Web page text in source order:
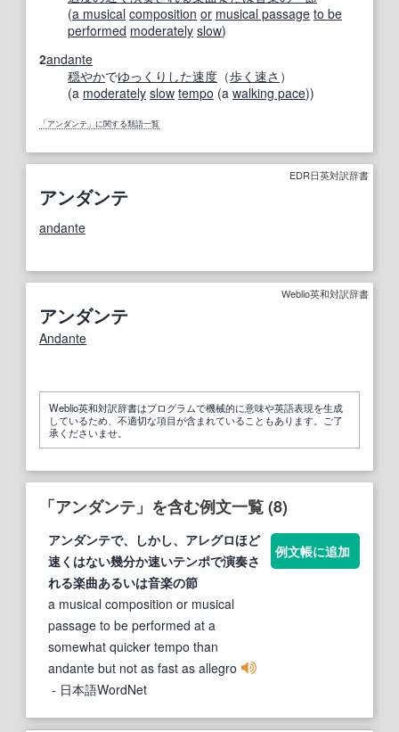
(a musical composition or musical passage to be
performed moderately slow)
2andante
穏やかでゆっくりした速度 （歩く 速さ ）
(a moderately slow tempo (a walking pace))
「アンダンテ」に関する類語一覧
EDR日英対訳辞書
アンダンテ
andante
Weblio英和対訳辞書
アンダンテ
Andante
Weblio英和対訳辞書はプログラムで機械的に意味や英語表現を生成
しているため、不適切な項目が含まれていることもあります。ご了
承くださいませ。
「アンダンテ」を含む例文一覧 (8)
アンダンテで、しかし、アレグロほど
速くはない幾分か速いテンポで演奏さ
れる楽曲あるいは音楽の節
a musical composition or musical
passage to be performed at a
somewhat quicker tempo than
andante but not as fast as allegro
- 日本語WordNet
例文帳に追加